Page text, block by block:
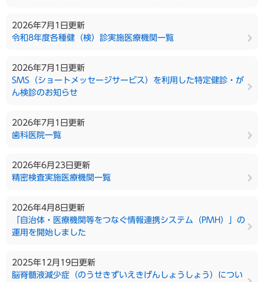
2026年7月1日更新
令和8年度各種健（検）診実施医療機関一覧
2026年7月1日更新
SMS（ショートメッセージサービス）を利用した特定健診・が
ん検診のお知らせ
2026年7月1日更新
歯科医院一覧
2026年6月23日更新
精密検査実施医療機関一覧
2026年4月8日更新
「自治体・医療機関等をつなぐ情報連携システム（PMH）」の
運用を開始しました
2025年12月19日更新
脳脊髄液減少症（のうせきずいえきげんしょうしょう）につい